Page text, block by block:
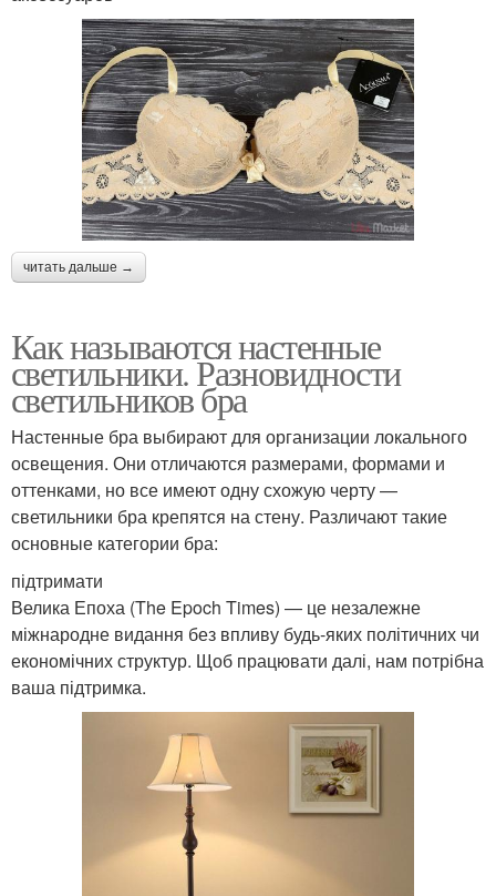
читать дальше →
Как называются настенные
светильники. Разновидности
светильников бра
Настенные бра выбирают для организации локального
освещения. Они отличаются размерами, формами и
оттенками, но все имеют одну схожую черту —
светильники бра крепятся на стену. Различают такие
основные категории бра:
підтримати
Велика Епоха (The Epoch Times) — це незалежне
міжнародне видання без впливу будь-яких політичних чи
економічних структур. Щоб працювати далі, нам потрібна
ваша підтримка.